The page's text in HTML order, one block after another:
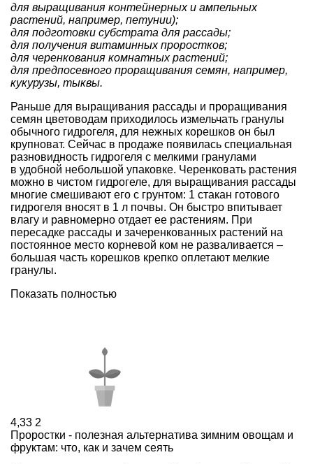
для выращивания контейнерных и ампельных
растений, например, петунии);
для подготовки субстрата для рассады;
для получения витаминных проростков;
для черенкования комнатных растений;
для предпосевного проращивания семян, например,
кукурузы, тыквы.
Раньше для выращивания рассады и проращивания
семян цветоводам приходилось измельчать гранулы
обычного гидрогеля, для нежных корешков он был
крупноват. Сейчас в продаже появилась специальная
разновидность гидрогеля с мелкими гранулами
в удобной небольшой упаковке. Черенковать растения
можно в чистом гидрогеле, для выращивания рассады
многие смешивают его с грунтом: 1 стакан готового
гидрогеля вносят в 1 л почвы. Он быстро впитывает
влагу и равномерно отдает ее растениям. При
пересадке рассады и зачеренкованных растений на
постоянное место корневой ком не разваливается –
большая часть корешков крепко оплетают мелкие
гранулы.
Показать полностью
4,33 2
Проростки - полезная альтернатива зимним овощам и
фруктам: что, как и зачем сеять